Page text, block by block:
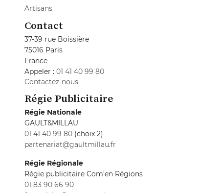
Artisans
Contact
37-39 rue Boissière
75016 Paris
France
Appeler : 01 41 40 99 80
Contactez-nous
Régie Publicitaire
Régie Nationale
GAULT&MILLAU
01 41 40 99 80 (choix 2)
partenariat@gaultmillau.fr
Régie Régionale
Régie publicitaire Com'en Régions
01 83 90 66 90